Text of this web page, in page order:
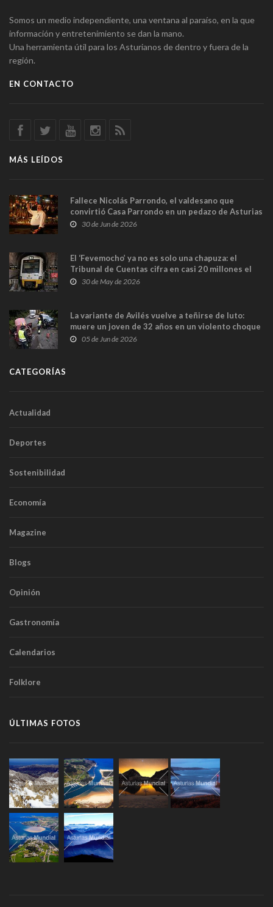
Somos un medio independiente, una ventana al paraíso, en la que
información y entretenimiento se dan la mano.
Una herramienta útil para los Asturianos de dentro y fuera de la
región.
EN CONTACTO
MÁS LEÍDOS
Fallece Nicolás Parrondo, el valdesano que
convirtió Casa Parrondo en un pedazo de Asturias
en Madrid
30 de Jun de 2026
El ‘Fevemocho’ ya no es solo una chapuza: el
Tribunal de Cuentas cifra en casi 20 millones el
sobrecoste de los trenes que no cabían por los
30 de May de 2026
La variante de Avilés vuelve a teñirse de luto:
muere un joven de 32 años en un violento choque
frontal
05 de Jun de 2026
CATEGORÍAS
Actualidad
Deportes
Sostenibilidad
Economía
Magazine
Blogs
Opinión
Gastronomía
Calendarios
Folklore
ÚLTIMAS FOTOS